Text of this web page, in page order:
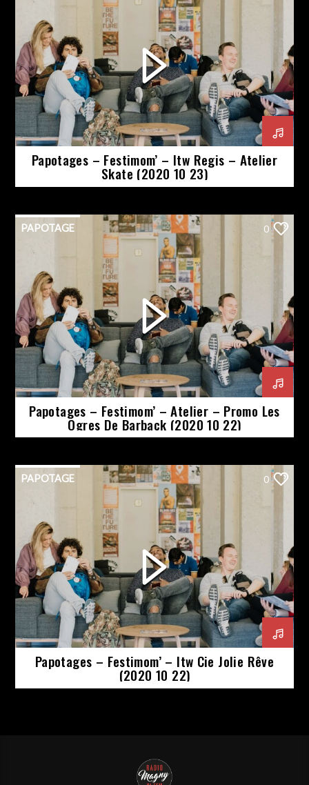
Papotages – Festimom’ – Itw Regis – Atelier
Skate (2020 10 23)
PAPOTAGE 0
Papotages – Festimom’ – Atelier – Promo Les
Ogres De Barback (2020 10 22)
PAPOTAGE 0
Papotages – Festimom’ – Itw Cie Jolie Rêve
(2020 10 22)